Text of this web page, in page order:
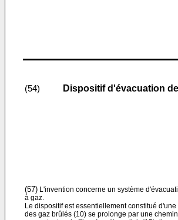
(54) Dispositif d'évacuation
(57) L'invention concerne un système
à gaz.
Le dispositif est essentiellement constitué
des gaz brûlés (10) se prolonge par une